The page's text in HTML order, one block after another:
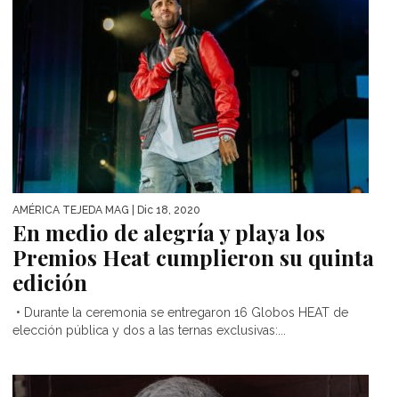
AMÉRICA TEJEDA MAG | Dic 18, 2020
En medio de alegría y playa los
Premios Heat cumplieron su quinta
edición
• Durante la ceremonia se entregaron 16 Globos HEAT de
elección pública y dos a las ternas exclusivas:...